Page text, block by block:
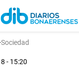
Sociedad
- 15:20